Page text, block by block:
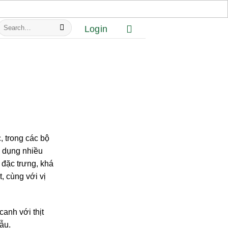
Login
trong các bộ
nhiều
trưng, khá
cùng với vị
với thịt